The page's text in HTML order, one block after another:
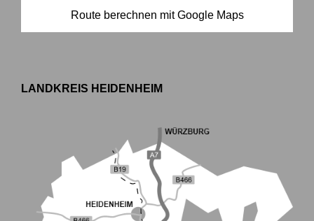
Route berechnen mit Google Maps
LANDKREIS HEIDENHEIM